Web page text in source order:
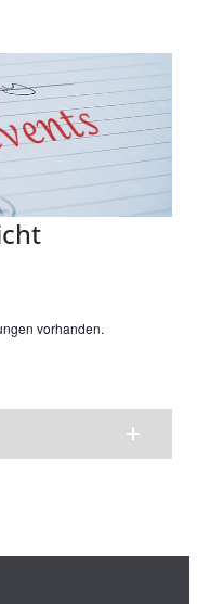
vorhanden.